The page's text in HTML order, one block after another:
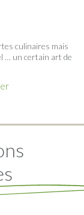
culinaires mais
… un certain art de